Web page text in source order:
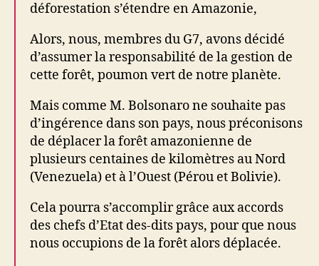
déforestation s’étendre en Amazonie,
Alors, nous, membres du G7, avons décidé
d’assumer la responsabilité de la gestion de
cette forêt, poumon vert de notre planète.
Mais comme M. Bolsonaro ne souhaite pas
d’ingérence dans son pays, nous préconisons
de déplacer la forêt amazonienne de
plusieurs centaines de kilomètres au Nord
(Venezuela) et à l’Ouest (Pérou et Bolivie).
Cela pourra s’accomplir grâce aux accords
des chefs d’Etat des-dits pays, pour que nous
nous occupions de la forêt alors déplacée.